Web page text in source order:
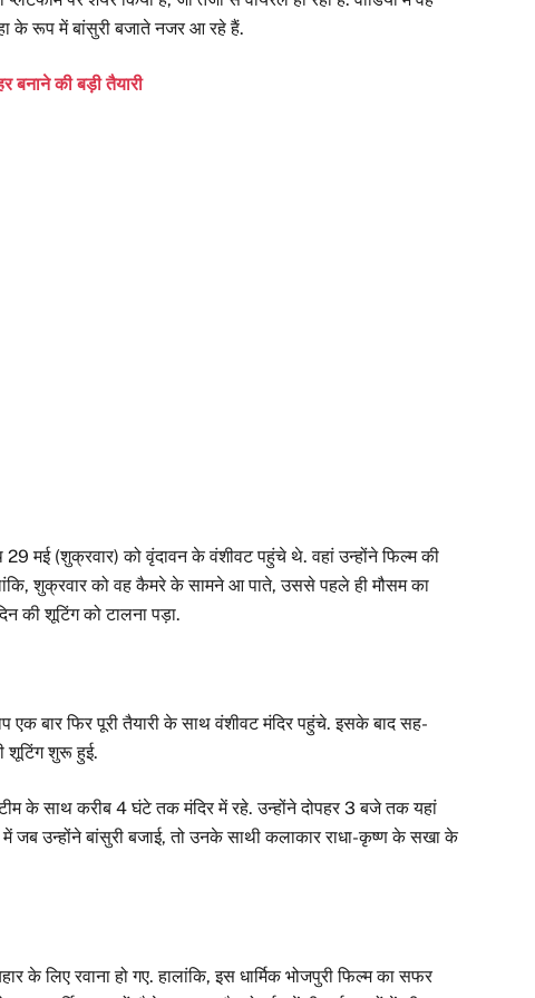
के रूप में बांसुरी बजाते नजर आ रहे हैं.
की बड़ी तैयारी
मई (शुक्रवार) को वृंदावन के वंशीवट पहुंचे थे. वहां उन्होंने फिल्म की
शुक्रवार को वह कैमरे के सामने आ पाते, उससे पहले ही मौसम का
की शूटिंग को टालना पड़ा.
एक बार फिर पूरी तैयारी के साथ वंशीवट मंदिर पहुंचे. इसके बाद सह-
शूटिंग शुरू हुई.
टीम के साथ करीब 4 घंटे तक मंदिर में रहे. उन्होंने दोपहर 3 बजे तक यहां
जब उन्होंने बांसुरी बजाई, तो उनके साथी कलाकार राधा-कृष्ण के सखा के
के लिए रवाना हो गए. हालांकि, इस धार्मिक भोजपुरी फिल्म का सफर